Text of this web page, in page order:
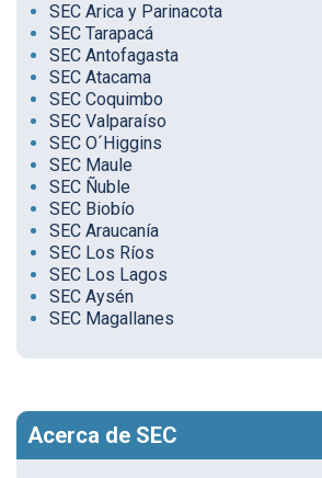
SEC Arica y Parinacota
SEC Tarapacá
SEC Antofagasta
SEC Atacama
SEC Coquimbo
SEC Valparaíso
SEC O´Higgins
SEC Maule
SEC Ñuble
SEC Biobío
SEC Araucanía
SEC Los Ríos
SEC Los Lagos
SEC Aysén
SEC Magallanes
Acerca de SEC